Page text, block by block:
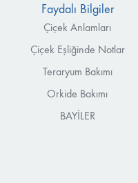
Faydalı Bilgiler
Çiçek Anlamları
Çiçek Eşliğinde Notlar
Teraryum Bakımı
Orkide Bakımı
BAYİLER